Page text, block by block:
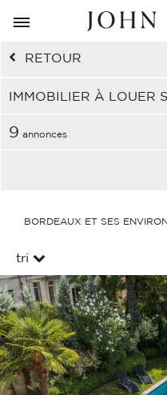
RETOUR
IMMOBILIER À LOUER
9 annonces
BORDEAUX ET SES
tri